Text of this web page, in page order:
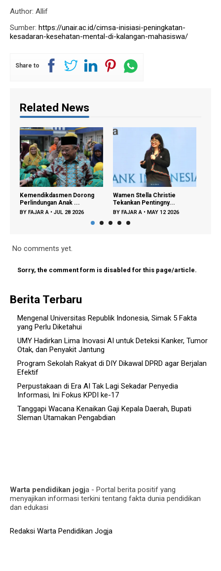
Author: Allif
Sumber: https://unair.ac.id/cimsa-inisiasi-peningkatan-
kesadaran-kesehatan-mental-di-kalangan-mahasiswa/
Share to
Related News
Kemendikdasmen Dorong
Perlindungan Anak ...
BY FAJAR A • JUL 28 2026
Wamen Stella Christie
Tekankan Pentingny...
BY FAJAR A • MAY 12 2026
No comments yet.
Sorry, the comment form is disabled for this page/article.
Berita Terbaru
Mengenal Universitas Republik Indonesia, Simak 5 Fakta
yang Perlu Diketahui
UMY Hadirkan Lima Inovasi AI untuk Deteksi Kanker, Tumor
Otak, dan Penyakit Jantung
Program Sekolah Rakyat di DIY Dikawal DPRD agar Berjalan
Efektif
Perpustakaan di Era AI Tak Lagi Sekadar Penyedia
Informasi, Ini Fokus KPDI ke-17
Tanggapi Wacana Kenaikan Gaji Kepala Daerah, Bupati
Sleman Utamakan Pengabdian
Warta pendidikan jogja - Portal berita positif yang
menyajikan informasi terkini tentang fakta dunia pendidikan
dan edukasi
Redaksi Warta Pendidikan Jogja